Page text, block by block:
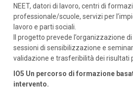
NEET, datori di lavoro, centri di
professionale/scuole, servizi per
lavoro e parti sociali.
Il progetto prevede l’organizzazione
sessioni di sensibilizzazione e
validazione e trasferibilità dei risultati
IO5 Un percorso di formazione
intervento.